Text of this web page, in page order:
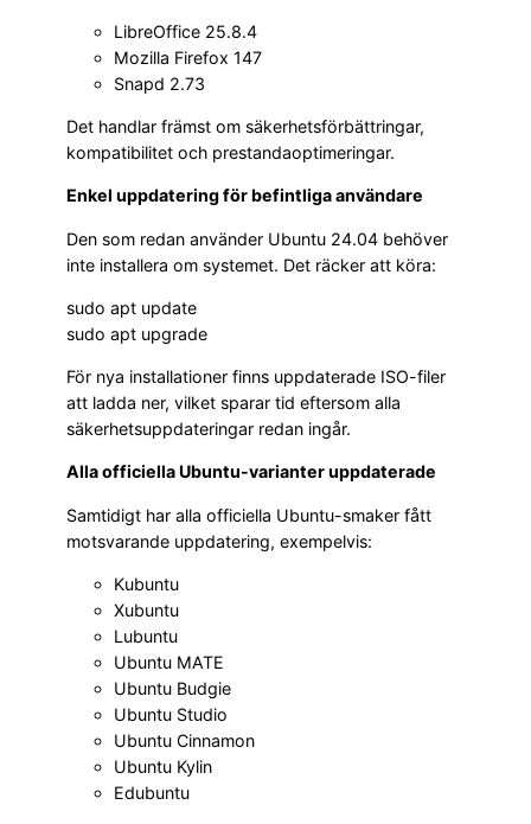
LibreOffice 25.8.4
Mozilla Firefox 147
Snapd 2.73
Det handlar främst om säkerhetsförbättringar,
kompatibilitet och prestandaoptimeringar.
Enkel uppdatering för befintliga användare
Den som redan använder Ubuntu 24.04 behöver
inte installera om systemet. Det räcker att köra:
sudo apt update
sudo apt upgrade
För nya installationer finns uppdaterade ISO-filer
att ladda ner, vilket sparar tid eftersom alla
säkerhetsuppdateringar redan ingår.
Alla officiella Ubuntu-varianter uppdaterade
Samtidigt har alla officiella Ubuntu-smaker fått
motsvarande uppdatering, exempelvis:
Kubuntu
Xubuntu
Lubuntu
Ubuntu MATE
Ubuntu Budgie
Ubuntu Studio
Ubuntu Cinnamon
Ubuntu Kylin
Edubuntu